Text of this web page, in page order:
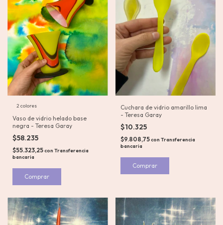
2 colores
Vaso de vidrio helado base
negra - Teresa Garay
$58.235
$55.323,25con Transferencia
bancaria
Comprar
Cuchara de vidrio amarillo lima
- Teresa Garay
$10.325
$9.808,75con Transferencia
bancaria